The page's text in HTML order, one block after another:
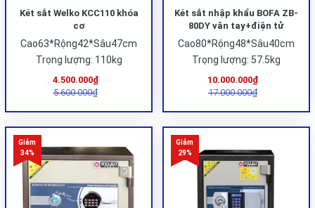
Két sắt Welko KCC110 khóa
cơ
Cao63*Rộng42*Sâu47cm
Trọng lượng: 110kg
4.500.000₫
5.600.000₫
Két sắt nhập khẩu BOFA ZB-
80DY vân tay+điện tử
Cao80*Rộng48*Sâu40cm
Trọng lượng: 57.5kg
10.000.000₫
17.000.000₫